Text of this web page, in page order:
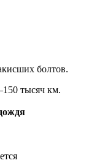
болтов.
тысяч км.